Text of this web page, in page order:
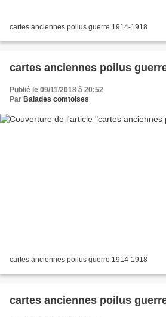
cartes anciennes poilus guerre 1914-1918
cartes anciennes poilus
Publié le 09/11/2018 à 20:52
Par Balades comtoises
cartes anciennes poilus guerre 1914-1918
cartes anciennes poilus